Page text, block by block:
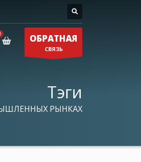
ОБРАТНАЯ
СВЯЗЬ
Тэги
РЫНКАХ